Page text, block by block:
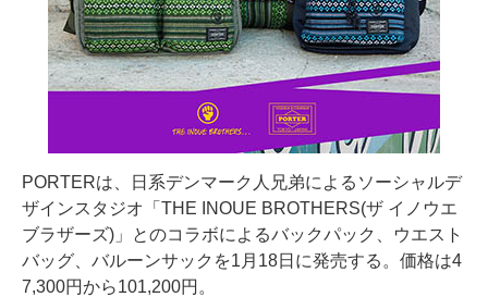
PORTERは、日系デンマーク人兄弟によるソーシャルデ
ザインスタジオ「THE INOUE BROTHERS(ザ イノウエ
ブラザーズ)」とのコラボによるバックパック、ウエスト
バッグ、バルーンサックを1月18日に発売する。価格は4
7,300円から101,200円。